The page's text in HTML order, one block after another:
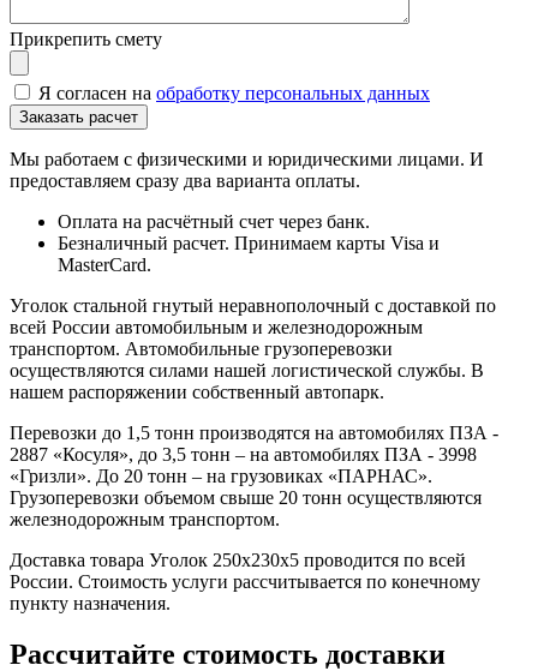
Прикрепить смету
Я согласен на обработку персональных данных
Мы работаем с физическими и юридическими лицами. И
предоставляем сразу два варианта оплаты.
Оплата на расчётный счет через банк.
Безналичный расчет. Принимаем карты Visa и
MasterCard.
Уголок стальной гнутый неравнополочный с доставкой по
всей России автомобильным и железнодорожным
транспортом. Автомобильные грузоперевозки
осуществляются силами нашей логистической службы. В
нашем распоряжении собственный автопарк.
Перевозки до 1,5 тонн производятся на автомобилях ПЗА -
2887 «Косуля», до 3,5 тонн – на автомобилях ПЗА - 3998
«Гризли». До 20 тонн – на грузовиках «ПАРНАС».
Грузоперевозки объемом свыше 20 тонн осуществляются
железнодорожным транспортом.
Доставка товара Уголок 250х230х5 проводится по всей
России. Стоимость услуги рассчитывается по конечному
пункту назначения.
Рассчитайте стоимость доставки